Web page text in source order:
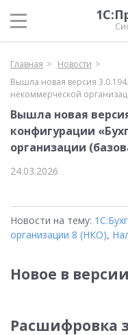
Главная
Новости
Вышла новая версия
некоммерческой
Вышла новая
конфигурации
организации
24.03.2026
Новости на тему:
организации 8 (НКО),
Новое в
Расшифровка